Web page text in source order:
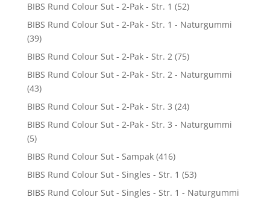
BIBS Rund Colour Sut - 2-Pak - Str. 1 (52)
BIBS Rund Colour Sut - 2-Pak - Str. 1 - Naturgummi
(39)
BIBS Rund Colour Sut - 2-Pak - Str. 2 (75)
BIBS Rund Colour Sut - 2-Pak - Str. 2 - Naturgummi
(43)
BIBS Rund Colour Sut - 2-Pak - Str. 3 (24)
BIBS Rund Colour Sut - 2-Pak - Str. 3 - Naturgummi
(5)
BIBS Rund Colour Sut - Sampak (416)
BIBS Rund Colour Sut - Singles - Str. 1 (53)
BIBS Rund Colour Sut - Singles - Str. 1 - Naturgummi